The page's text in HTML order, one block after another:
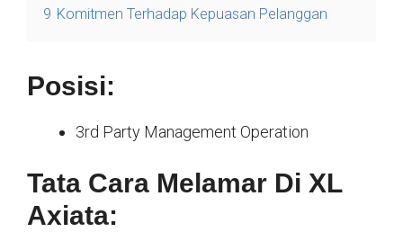
9 Komitmen Terhadap Kepuasan Pelanggan
Posisi:
3rd Party Management Operation
Tata Cara Melamar Di XL
Axiata: